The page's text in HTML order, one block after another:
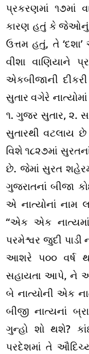
પ્રકરણમાં ૧૭માં
કારણ હતું કે જેઓનું
ઉત્તમ હતું, તે
વીશા વાણિયાને
એકબીજાની
સુતાર વગેરે
૧. ગુજર સુતાર, ૨.
સુતારથી વટલાય
વિશે ૧૮૨૭માં
છે. જેમાં સુરત
ગુજરાતનાં બીજા
એ નાત્યોનાં
“એક એક
પરમેશ્વર જુદી
આશરે ૫૦૦ વર્ષ
સહાયતા આપે, ને
બે નાત્યોની એક
બીજી નાત્યનાં
ગુન્હો શો થશે?
પરદેશમાં તે